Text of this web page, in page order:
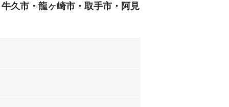
久市・龍ヶ崎市・取手市・阿見